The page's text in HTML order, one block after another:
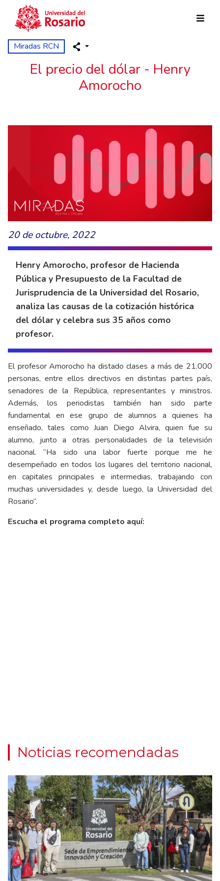
Pasar al contenido principal
Miradas RCN
El precio del dólar - Henry
Amorocho
20 de octubre, 2022
Henry Amorocho, profesor de Hacienda
Pública y Presupuesto de la Facultad de
Jurisprudencia de la Universidad del Rosario,
analiza las causas de la cotización histórica
del dólar y celebra sus 35 años como
profesor.
El profesor Amorocho ha distado clases a más de 21.000
personas, entre ellos directivos en distintas partes país,
senadores de la República, representantes y ministros.
Además, los periodistas también han sido parte
fundamental en ese grupo de alumnos a quienes ha
enseñado, tales como Juan Diego Alvira, quien fue su
alumno, junto a otras personalidades de la televisión
nacional. “Ha sido una labor fuerte porque me he
desempeñado en todos los lugares del territorio nacional,
en capitales principales e intermedias, trabajando con
muchas universidades y, desde luego, la Universidad del
Rosario”.
Escucha el programa completo aquí:
Noticias recomendadas